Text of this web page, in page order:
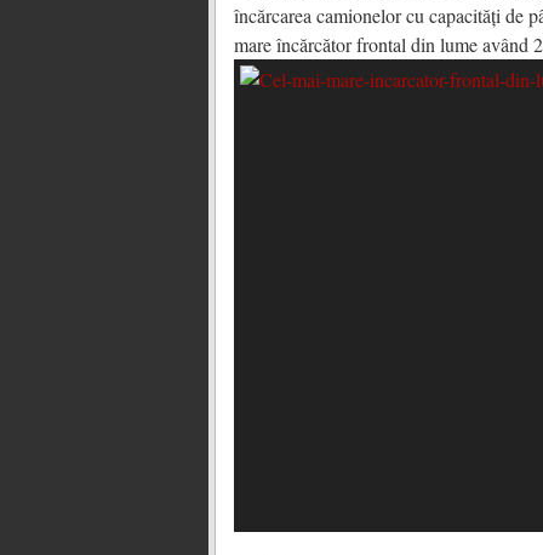
încărcarea camionelor cu capacități de
mare încărcător frontal din lume având